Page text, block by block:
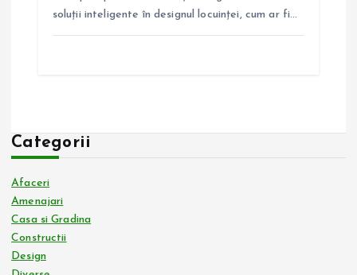
soluții inteligente în designul locuinței, cum ar fi…
Categorii
Afaceri
Amenajari
Casa si Gradina
Constructii
Design